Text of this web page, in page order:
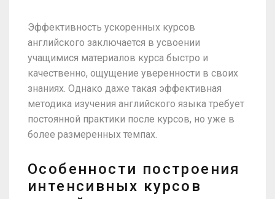
Эффективность ускоренных курсов
английского заключается в усвоении
учащимися материалов курса быстро и
качественно, ощущение уверенности в своих
знаниях. Однако даже такая эффективная
методика изучения английского языка требует
постоянной практики после курсов, но уже в
более размеренных темпах.
Особенности построения
интенсивных курсов